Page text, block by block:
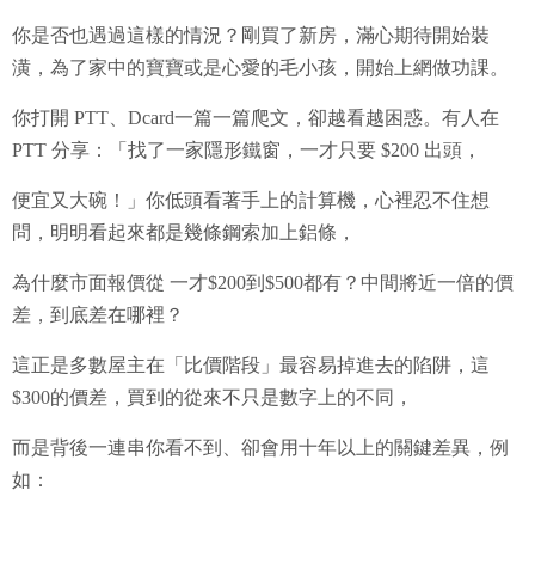
你是否也遇過這樣的情況？剛買了新房，滿心期待開始裝
潢，為了家中的寶寶或是心愛的毛小孩，開始上網做功課。
你打開 PTT、Dcard一篇一篇爬文，卻越看越困惑。 有人在
PTT 分享：「找了一家隱形鐵窗，一才只要 $200 出頭，
便宜又大碗！」 你低頭看著手上的計算機，心裡忍不住想
問， 明明看起來都是幾條鋼索加上鋁條，
為什麼市面報價從 一才$200到$500都有？中間將近一倍的價
差，到底差在哪裡？
這正是多數屋主在「比價階段」最容易掉進去的陷阱， 這
$300的價差，買到的從來不只是數字上的不同，
而是背後一連串你看不到、卻會用十年以上的關鍵差異，例
如：